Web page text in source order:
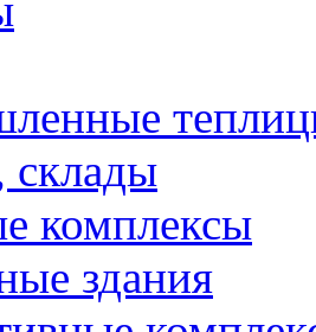
склады
комплексы
здания